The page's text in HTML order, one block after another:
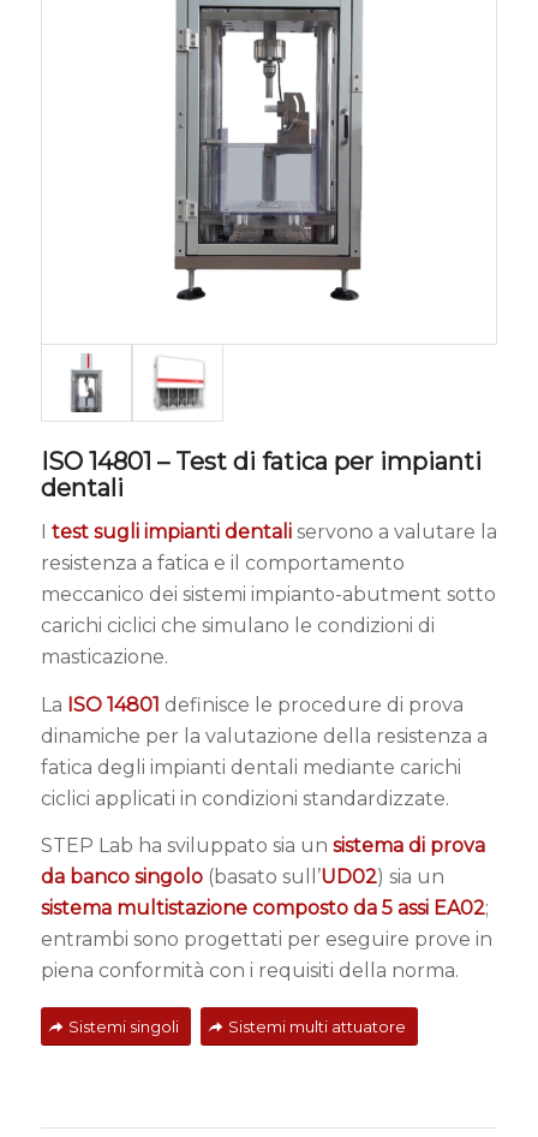
ISO 14801 – Test di fatica per impianti
dentali
test sugli impianti dentaliservono a valutare la
resistenza a fatica e il comportamento
meccanico dei sistemi impianto-abutment sotto
carichi ciclici che simulano le condizioni di
masticazione.
La ISO 14801 definisce le procedure di prova
dinamiche per la valutazione della resistenza a
fatica degli impianti dentali mediante carichi
ciclici applicati in condizioni standardizzate.
STEP Lab ha sviluppato sia un sistema di prova
da banco singolo(basato sull’UD02) sia un
sistema multistazione composto da 5 assi EA02;
entrambi sono progettati per eseguire prove in
piena conformità con i requisiti della norma.
Sistemi singoli Sistemi multi attuatore